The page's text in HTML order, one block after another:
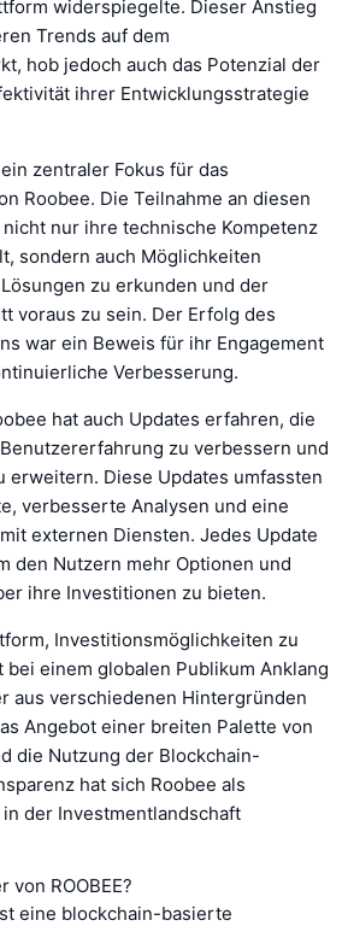
widerspiegelte. Dieser Anstieg
Trends auf dem
hob jedoch auch das Potenzial der
ihrer Entwicklungsstrategie
zentraler Fokus für das
Roobee. Die Teilnahme an diesen
nur ihre technische Kompetenz
sondern auch Möglichkeiten
zu erkunden und der
voraus zu sein. Der Erfolg des
war ein Beweis für ihr Engagement
Verbesserung.
hat auch Updates erfahren, die
zu verbessern und
erweitern. Diese Updates umfassten
verbesserte Analysen und eine
externen Diensten. Jedes Update
den Nutzern mehr Optionen und
ihre Investitionen zu bieten.
Investitionsmöglichkeiten zu
einem globalen Publikum Anklang
aus verschiedenen Hintergründen
Angebot einer breiten Palette von
die Nutzung der Blockchain-
hat sich Roobee als
der Investmentlandschaft
von ROOBEE?
ist eine blockchain-basierte